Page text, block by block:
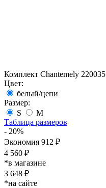
Комплект Chantemely 220035
Цвет:
белый/цепи
Размер:
S
M
Таблица размеров
- 20%
Экономия 912 ₽
4 560 ₽
*в магазине
3 648 ₽
*на сайте